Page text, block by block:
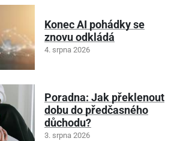
Konec AI pohádky se
znovu odkládá
4. srpna 2026
Poradna: Jak překlenout
dobu do předčasného
důchodu?
3. srpna 2026